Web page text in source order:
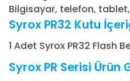
Bilgisayar, telefon,
Syrox PR32 Kutu
1 Adet Syrox PR32 Flash
Syrox PR Serisi Ürün